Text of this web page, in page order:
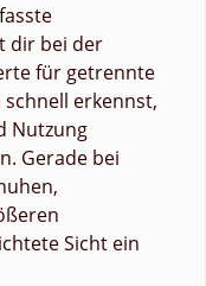
dir bei der
für getrennte
erkennst,
Nutzung
Gerade bei
Sicht ein